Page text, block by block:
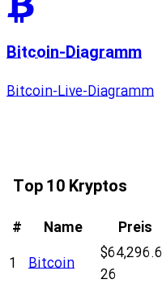
Bitcoin-Diagramm
Bitcoin-Live-Diagramm
Top 10 Kryptos
# Name Preis
1
Bitcoin
$64,296.6
26